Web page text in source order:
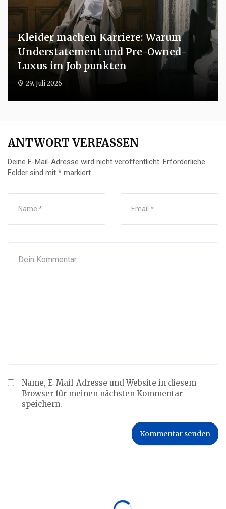
Kleider machen Karriere: Warum
Understatement und Pre-Owned-
Luxus im Job punkten
29. Juli 2026
ANTWORT VERFASSEN
Deine E-Mail-Adresse wird nicht veröffentlicht. Erforderliche
Felder sind mit * markiert
Name, E-Mail-Adresse und Website in diesem
Browser für meinen nächsten Kommentar
speichern.